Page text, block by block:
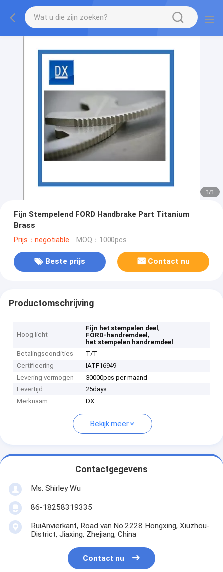
1/1
Fijn Stempelend FORD Handbrake Part Titanium
Brass
Prijs：negotiable MOQ：1000pcs
Beste prijs Contact nu
Productomschrijving
Hoog licht
Fijn het stempelen deel,
FORD-handremdeel,
het stempelen handremdeel
Betalingscondities
T/T
Certificering
IATF16949
Levering vermogen
30000pcs per maand
Levertijd
25days
Merknaam
DX
Bekijk meer
Contactgegevens
Ms. Shirley Wu
86-18258319335
RuiAnvierkant, Road van No.2228 Hongxing, Xiuzhou-
District, Jiaxing, Zhejiang, China
Contact nu